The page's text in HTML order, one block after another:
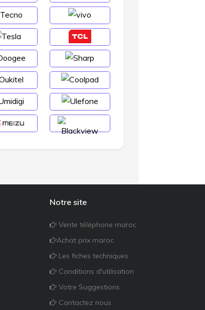
Notre site
Vente téléphone maroc
Achat prix maroc
Les fiches techniques
Conditions d'utilisation
Votre Suggestions
Contactez nous